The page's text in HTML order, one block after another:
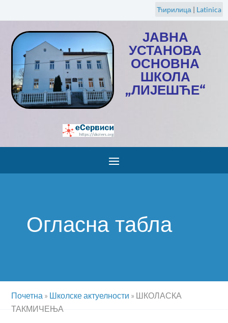
Ћирилица | Latinica
ЈАВНА
УСТАНОВА
ОСНОВНА
ШКОЛА
„ЛИЈЕШЋЕ“
Огласна табла
Почетна » Школске актуелности » ШКОЛАСКА
ТАКМИЧЕЊА